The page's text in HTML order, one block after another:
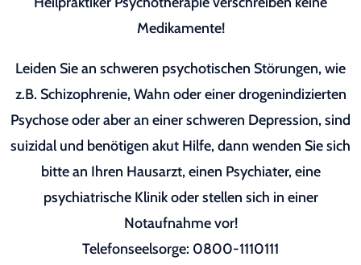
Medikamente!
Leiden Sie an schweren psychotischen Störungen, wie
z.B. Schizophrenie, Wahn oder einer drogenindizierten
Psychose oder aber an einer schweren Depression, sind
suizidal und benötigen akut Hilfe, dann wenden Sie sich
bitte an Ihren Hausarzt, einen Psychiater, eine
psychiatrische Klinik oder stellen sich in einer
Notaufnahme vor!
Telefonseelsorge: 0800-1110111